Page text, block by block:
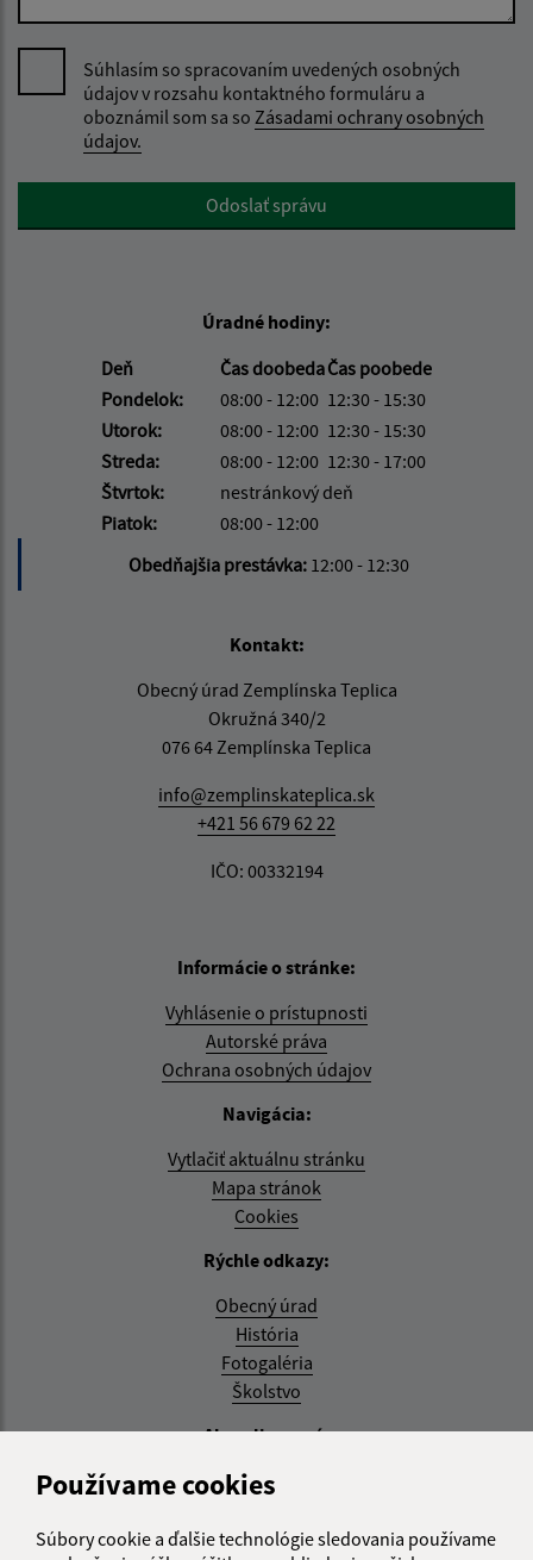
Používame cookies
Súbory cookie a ďalšie technológie sledovania používame
Súhlasím so spracovaním uvedených osobných
údajov v rozsahu kontaktného formuláru a
oboznámil som sa so Zásadami ochrany osobných
údajov.
Google reCaptcha ResponseOdoslať správu
Úradné hodiny:
Deň
Čas doobedaČas poobede
Pondelok:
08:00 - 12:00 12:30 - 15:30
Utorok:
08:00 - 12:00 12:30 - 15:30
Streda:
08:00 - 12:00 12:30 - 17:00
Štvrtok:
nestránkový deň
Piatok:
08:00 - 12:00
Obedňajšia prestávka: 12:00 - 12:30
Kontakt:
Obecný úrad Zemplínska Teplica
Okružná 340/2
076 64 Zemplínska Teplica
info@zemplinskateplica.sk
+421 56 679 62 22
IČO: 00332194
Informácie o stránke:
Vyhlásenie o prístupnosti
Autorské práva
Ochrana osobných údajov
Navigácia:
Vytlačiť aktuálnu stránku
Mapa stránok
Cookies
Rýchle odkazy:
Obecný úrad
História
Fotogaléria
Školstvo
Aktualizované:
04.08.2026 11:27 hod.
RSS